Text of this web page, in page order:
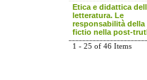
Etica e didattica
letteratura. Le
responsabilità della
fictio nella post-
1 - 25 of 46 Items